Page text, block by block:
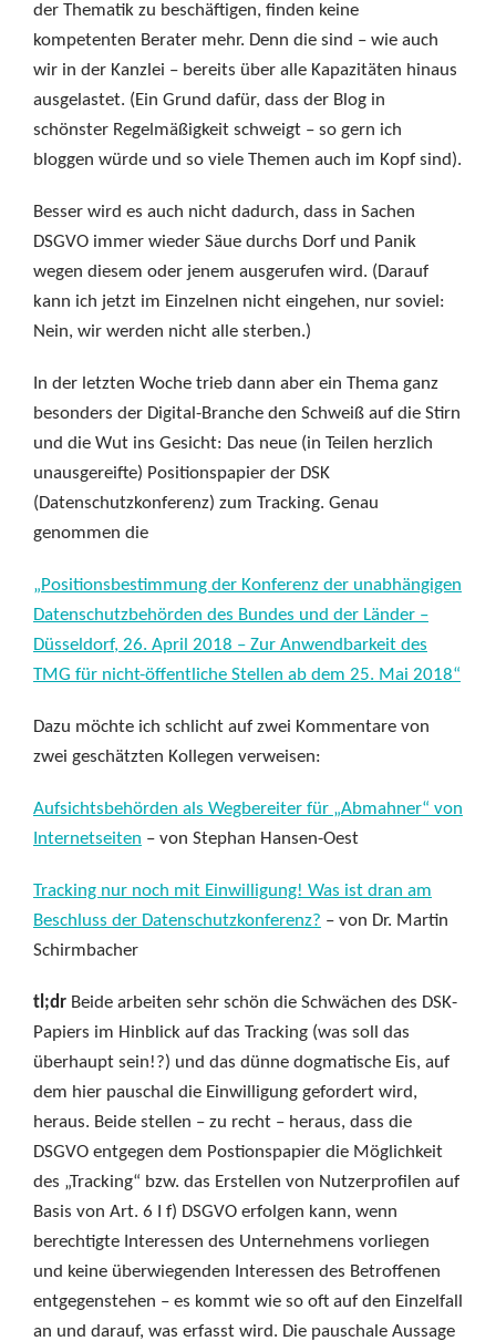
der Thematik zu beschäftigen, finden keine
kompetenten Berater mehr. Denn die sind – wie auch
wir in der Kanzlei – bereits über alle Kapazitäten hinaus
ausgelastet. (Ein Grund dafür, dass der Blog in
schönster Regelmäßigkeit schweigt – so gern ich
bloggen würde und so viele Themen auch im Kopf sind).
Besser wird es auch nicht dadurch, dass in Sachen
DSGVO immer wieder Säue durchs Dorf und Panik
wegen diesem oder jenem ausgerufen wird. (Darauf
kann ich jetzt im Einzelnen nicht eingehen, nur soviel:
Nein, wir werden nicht alle sterben.)
In der letzten Woche trieb dann aber ein Thema ganz
besonders der Digital-Branche den Schweiß auf die Stirn
und die Wut ins Gesicht: Das neue (in Teilen herzlich
unausgereifte) Positionspapier der DSK
(Datenschutzkonferenz) zum Tracking. Genau
genommen die
„Positionsbestimmung der Konferenz der unabhängigen
Datenschutzbehörden des Bundes und der Länder –
Düsseldorf, 26. April 2018 – Zur Anwendbarkeit des
TMG für nicht-öffentliche Stellen ab dem 25. Mai 2018“
Dazu möchte ich schlicht auf zwei Kommentare von
zwei geschätzten Kollegen verweisen:
Aufsichtsbehörden als Wegbereiter für „Abmahner“ von
Internetseiten – von Stephan Hansen-Oest
Tracking nur noch mit Einwilligung! Was ist dran am
Beschluss der Datenschutzkonferenz? – von Dr. Martin
Schirmbacher
tl;dr Beide arbeiten sehr schön die Schwächen des DSK-
Papiers im Hinblick auf das Tracking (was soll das
überhaupt sein!?) und das dünne dogmatische Eis, auf
dem hier pauschal die Einwilligung gefordert wird,
heraus. Beide stellen – zu recht – heraus, dass die
DSGVO entgegen dem Postionspapier die Möglichkeit
des „Tracking“ bzw. das Erstellen von Nutzerprofilen auf
Basis von Art. 6 I f) DSGVO erfolgen kann, wenn
berechtigte Interessen des Unternehmens vorliegen
und keine überwiegenden Interessen des Betroffenen
entgegenstehen – es kommt wie so oft auf den Einzelfall
an und darauf, was erfasst wird. Die pauschale Aussage